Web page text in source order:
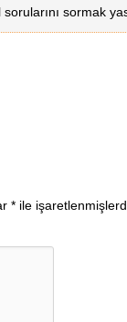
sormak
* ile